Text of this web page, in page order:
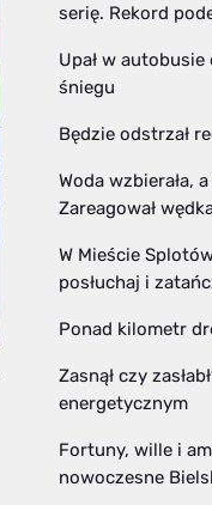
serię. Rekord
Upał w
śniegu
Będzie odstrzał
Woda wzbierała,
Zareagował
W Mieście
posłuchaj i
Ponad kilometr
Zasnął czy
energetycznym
Fortuny, wille i
nowoczesne